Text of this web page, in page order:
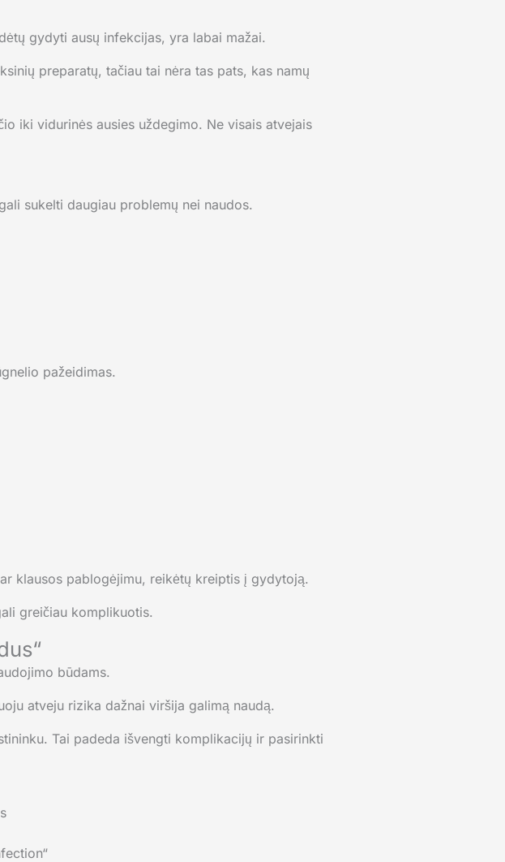
gydyti ausų infekcijas, yra labai mažai.
preparatų, tačiau tai nėra tas pats, kas namų
iki vidurinės ausies uždegimo. Ne visais atvejais
sukelti daugiau problemų nei naudos.
pažeidimas.
klausos pablogėjimu, reikėtų kreiptis į gydytoją.
greičiau komplikuotis.
būdams.
atveju rizika dažnai viršija galimą naudą.
Tai padeda išvengti komplikacijų ir pasirinkti